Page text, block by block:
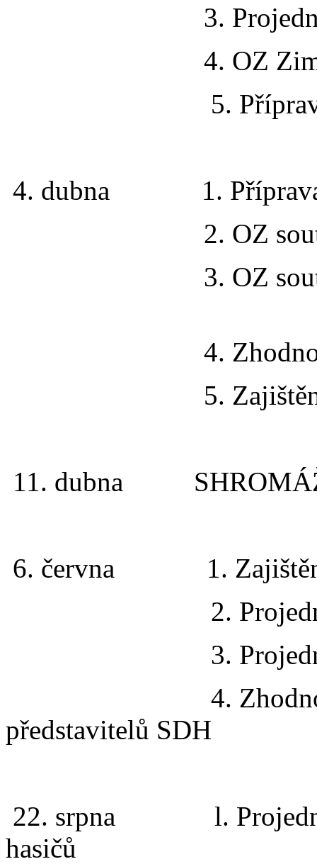
3. Projednání
4. OZ Zimního
5. Příprava
4. dubna 1. Příprava
2. OZ soutěží
3. OZ soutěží
4. Zhodnocení
5. Zajištění
11. dubna
6. června 1. Zajištění
2. Projednání
3. Projednání
4. Zhodnocení
představitelů SDH
22. srpna l.
hasičů